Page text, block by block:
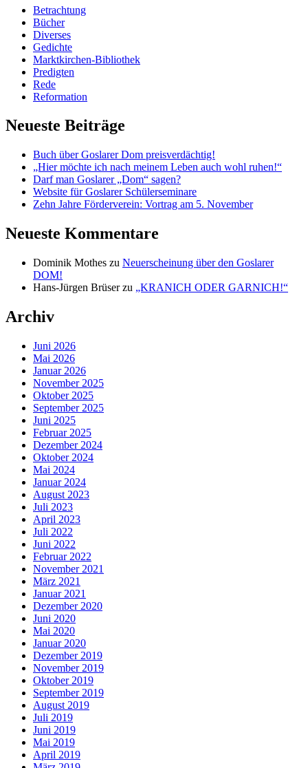
Betrachtung
Bücher
Diverses
Gedichte
Marktkirchen-Bibliothek
Predigten
Rede
Reformation
Neueste Beiträge
Buch über Goslarer Dom preisverdächtig!
„Hier möchte ich nach meinem Leben auch wohl ruhen!“
Darf man Goslarer „Dom“ sagen?
Website für Goslarer Schülerseminare
Zehn Jahre Förderverein: Vortrag am 5. November
Neueste Kommentare
Dominik Mothes zu Neuerscheinung über den Goslarer
DOM!
Hans-Jürgen Brüserzu „KRANICH ODER GARNICH!“
Archiv
Juni 2026
Mai 2026
Januar 2026
November 2025
Oktober 2025
September 2025
Juni 2025
Februar 2025
Dezember 2024
Oktober 2024
Mai 2024
Januar 2024
August 2023
Juli 2023
April 2023
Juli 2022
Juni 2022
Februar 2022
November 2021
März 2021
Januar 2021
Dezember 2020
Juni 2020
Mai 2020
Januar 2020
Dezember 2019
November 2019
Oktober 2019
September 2019
August 2019
Juli 2019
Juni 2019
Mai 2019
April 2019